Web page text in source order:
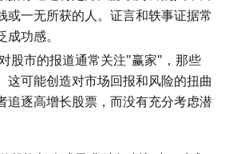
或一无所获的人。证言和轶事证据常
功感。
股市的报道通常关注"赢家"，那些
这可能创造对市场回报和风险的扭曲
追逐高增长股票，而没有充分考虑潜